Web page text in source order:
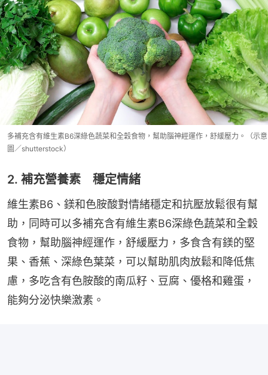
多補充含有維生素B6深綠色蔬菜和全穀食物，幫助腦神經運作，舒緩壓力。（示意
圖／shutterstock）
2. 補充營養素 穩定情緒
維生素B6、鎂和色胺酸對情緒穩定和抗壓放鬆很有幫
助，同時可以多補充含有維生素B6深綠色蔬菜和全穀
食物，幫助腦神經運作，舒緩壓力，多食含有鎂的堅
果、香蕉、深綠色葉菜，可以幫助肌肉放鬆和降低焦
慮，多吃含有色胺酸的南瓜籽、豆腐、優格和雞蛋，
能夠分泌快樂激素。